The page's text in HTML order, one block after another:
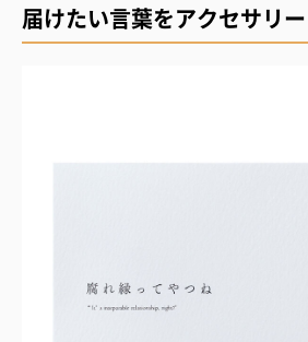
届けたい言葉をアクセサリ